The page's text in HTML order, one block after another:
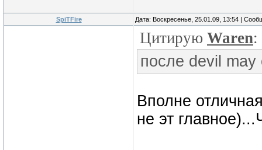
SpiTFire Дата: Воскресенье, 25.01.09, 13:54 |
Цитирую Waren:
после devil may
Вполне
не эт